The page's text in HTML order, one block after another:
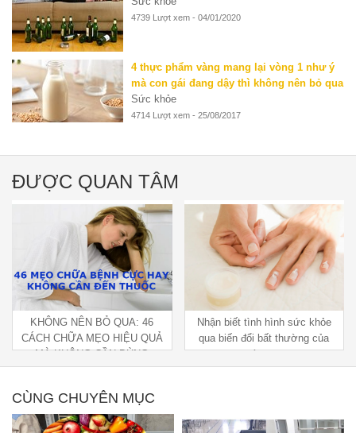
4739 Lượt xem - 04/01/2020
4 thực phẩm vàng mang lại vòng 1 như ý
mà con gái đang dậy thì không nên bỏ qua
Sức khỏe
4714 Lượt xem - 25/08/2017
ĐƯỢC QUAN TÂM
KHÔNG NÊN BỎ QUA: 46
CÁCH CHỮA MẸO HIỆU QUẢ
MÀ KHÔNG CẦN DÙNG
THUỐC
Nhận biết tình hình sức khỏe
qua biến đổi bất thường của
móng tay
CÙNG CHUYÊN MỤC